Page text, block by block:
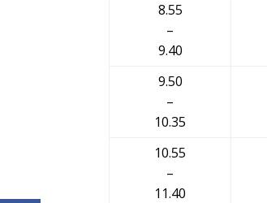
8.55
–
9.40
9.50
–
10.35
10.55
–
11.40